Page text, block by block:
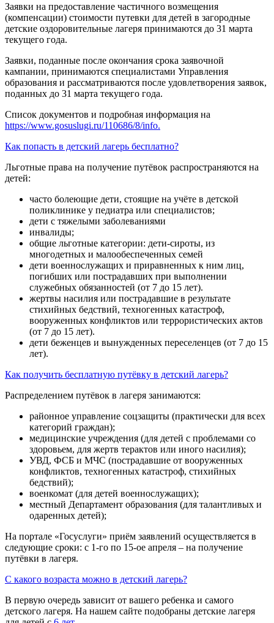
Заявки на предоставление частичного возмещения
(компенсации) стоимости путевки для детей в загородные
детские оздоровительные лагеря принимаются до 31 марта
текущего года.
Заявки, поданные после окончания срока заявочной
кампании, принимаются специалистами Управления
образования и рассматриваются после удовлетворения заявок,
поданных до 31 марта текущего года.
Список документов и подробная информация на
https://www.gosuslugi.ru/110686/8/info.
Как попасть в детский лагерь бесплатно?
Льготные права на получение путёвок распространяются на
детей:
часто болеющие дети, стоящие на учёте в детской
поликлинике у педиатра или специалистов;
дети с тяжелыми заболеваниями
инвалиды;
общие льготные категории: дети-сироты, из
многодетных и малообеспеченных семей
дети военнослужащих и приравненных к ним лиц,
погибших или пострадавших при выполнении
служебных обязанностей (от 7 до 15 лет).
жертвы насилия или пострадавшие в результате
стихийных бедствий, техногенных катастроф,
вооруженных конфликтов или террористических актов
(от 7 до 15 лет).
дети беженцев и вынужденных переселенцев (от 7 до 15
лет).
Как получить бесплатную путёвку в детский лагерь?
Распределением путёвок в лагеря занимаются:
районное управление соцзащиты (практически для всех
категорий граждан);
медицинские учреждения (для детей с проблемами со
здоровьем, для жертв терактов или иного насилия);
УВД, ФСБ и МЧС (пострадавшие от вооруженных
конфликтов, техногенных катастроф, стихийных
бедствий);
военкомат (для детей военнослужащих);
местный Департамент образования (для талантливых и
одаренных детей);
На портале «Госуслуги» приём заявлений осуществляется в
следующие сроки: с 1-го по 15-ое апреля – на получение
путёвки в лагеря.
С какого возраста можно в детский лагерь?
В первую очередь зависит от вашего ребенка и самого
детского лагеря. На нашем сайте подобраны детские лагеря